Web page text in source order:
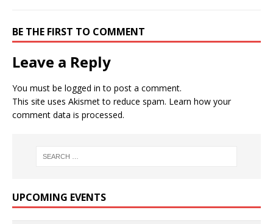
BE THE FIRST TO COMMENT
Leave a Reply
You must be logged in to post a comment.
This site uses Akismet to reduce spam. Learn how your
comment data is processed.
UPCOMING EVENTS